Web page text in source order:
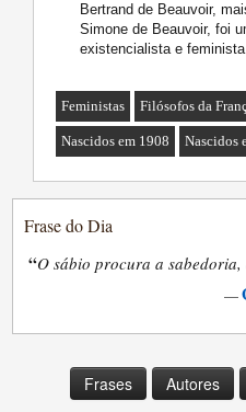
Bertrand de Beauvoir,
Simone de Beauvoir, foi
existencialista e
Feministas Filósofos da
Nascidos em 1908 Nascidos
Frase do Dia
“O sábio procura a
—
Frases Autores